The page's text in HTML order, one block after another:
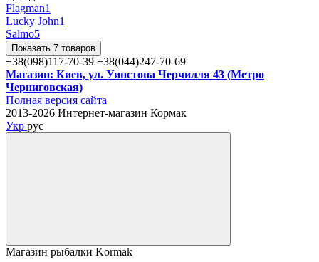
Flagman1
Lucky John1
Salmo5
Показать 7 товаров
+38(098)117-70-39 +38(044)247-70-69
Магазин: Киев, ул. Уинстона Черчилля 43 (Метро
Черниговская)
Полная версия сайта
2013-2026 Интернет-магазин Кормак
Укр рус
Магазин рыбалки Kormak